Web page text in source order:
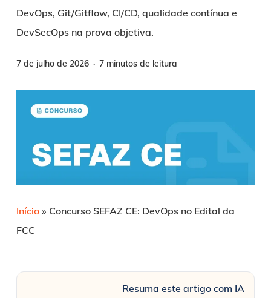
DevOps, Git/Gitflow, CI/CD, qualidade contínua e
DevSecOps na prova objetiva.
7 de julho de 2026 7 minutos de leitura
Início» Concurso SEFAZ CE: DevOps no Edital da
FCC
Resuma este artigo com IA